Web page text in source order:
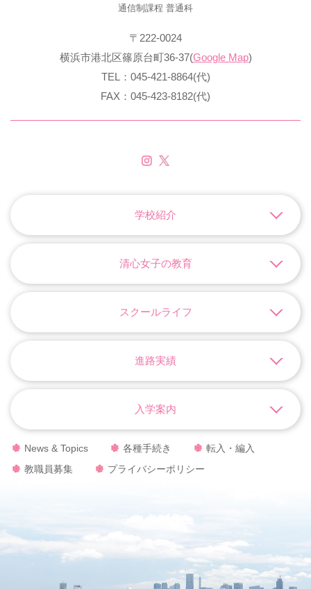
通信制課程 普通科
〒222-0024
横浜市港北区篠原台町36-37(Google Map)
TEL：045-421-8864(代)
FAX：045-423-8182(代)
学校紹介
清心女子の教育
スクールライフ
進路実績
入学案内
News & Topics 各種手続き
転入・編入
教職員募集
プライバシーポリシー